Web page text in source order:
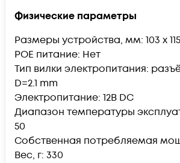
Физические параметры
Размеры устройства, мм: 103 х
POE питание: Нет
Тип вилки электропитания:
D=2.1 mm
Электропитание: 12В DC
Диапазон температуры
50
Собственная потребляемая
Вес, г: 330